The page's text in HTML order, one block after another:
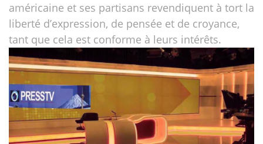
américaine et ses partisans revendiquent à tort la
liberté d’expression, de pensée et de croyance,
tant que cela est conforme à leurs intérêts.